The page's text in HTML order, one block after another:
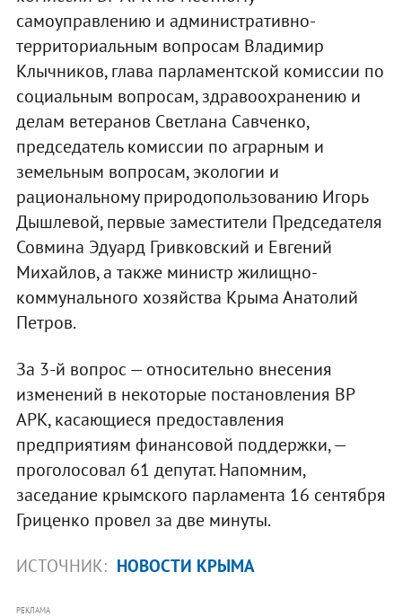
самоуправлению и административно-
территориальным вопросам Владимир
Клычников, глава парламентской комиссии по
социальным вопросам, здравоохранению и
делам ветеранов Светлана Савченко,
председатель комиссии по аграрным и
земельным вопросам, экологии и
рациональному природопользованию Игорь
Дышлевой, первые заместители Председателя
Совмина Эдуард Гривковский и Евгений
Михайлов, а также министр жилищно-
коммунального хозяйства Крыма Анатолий
Петров.
За 3-й вопрос — относительно внесения
изменений в некоторые постановления ВР
АРК, касающиеся предоставления
предприятиям финансовой поддержки, —
проголосовал 61 депутат. Напомним,
заседание крымского парламента 16 сентября
Гриценко провел за две минуты.
ИСТОЧНИК: НОВОСТИ КРЫМА
РЕКЛАМА